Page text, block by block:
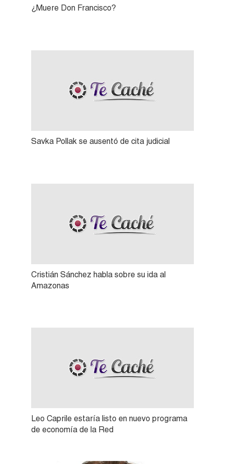
¿Muere Don Francisco?
Savka Pollak se ausentó de cita judicial
Cristián Sánchez habla sobre su ida al
Amazonas
Leo Caprile estaría listo en nuevo programa
de economía de la Red